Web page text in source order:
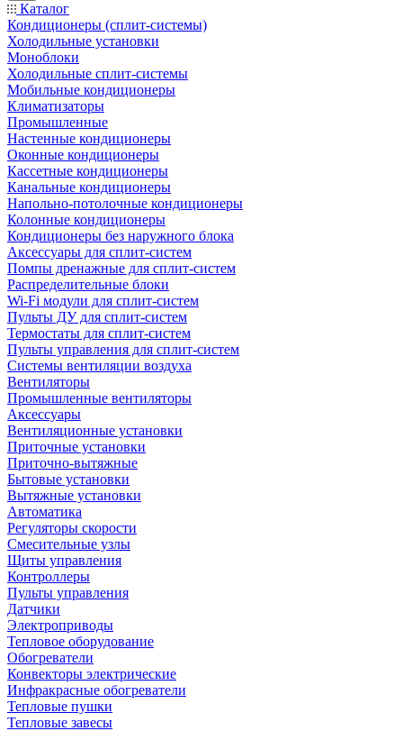
Каталог
Кондиционеры (сплит-системы)
Холодильные установки
Моноблоки
Холодильные сплит-системы
Мобильные кондиционеры
Климатизаторы
Промышленные
Настенные кондиционеры
Оконные кондиционеры
Кассетные кондиционеры
Канальные кондиционеры
Напольно-потолочные кондиционеры
Колонные кондиционеры
Кондиционеры без наружного блока
Аксессуары для сплит-систем
Помпы дренажные для сплит-систем
Распределительные блоки
Wi-Fi модули для сплит-систем
Пульты ДУ для сплит-систем
Термостаты для сплит-систем
Пульты управления для сплит-систем
Системы вентиляции воздуха
Вентиляторы
Промышленные вентиляторы
Аксессуары
Вентиляционные установки
Приточные установки
Приточно-вытяжные
Бытовые установки
Вытяжные установки
Автоматика
Регуляторы скорости
Смесительные узлы
Щиты управления
Контроллеры
Пульты управления
Датчики
Электроприводы
Тепловое оборудование
Обогреватели
Конвекторы электрические
Инфракрасные обогреватели
Тепловые пушки
Тепловые завесы